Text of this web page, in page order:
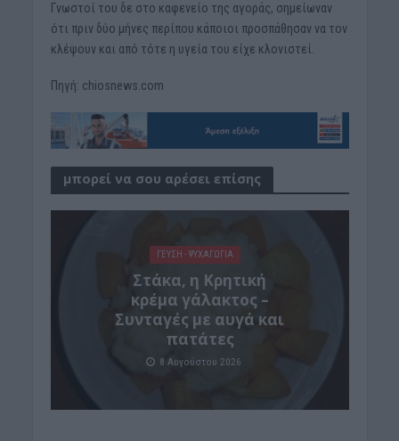
Γνωστοί του δε στο καφενείο της αγοράς, σημείωναν
ότι πριν δύο μήνες περίπου κάποιοι προσπάθησαν να τον
κλέψουν και από τότε η υγεία του είχε κλονιστεί.
Πηγή: chiosnews.com
μπορεί να σου αρέσει επίσης
ΓΕΎΣΗ - ΨΥΧΑΓΩΓΊΑ
Στάκα, η Κρητική
κρέμα γάλακτος –
Συνταγές με αυγά και
πατάτες
8 Αυγούστου 2026